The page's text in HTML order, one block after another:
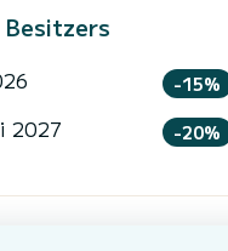
-15%
2027 -20%